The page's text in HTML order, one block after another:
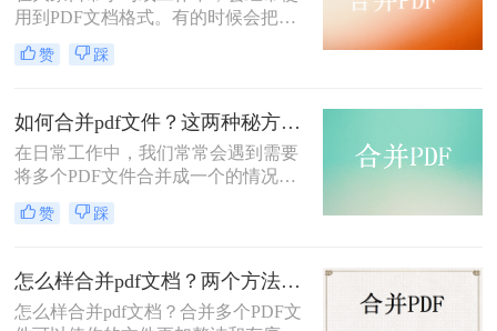
一下子就轻松了不少。那么大家知道
pdf文件怎么合并吗？不知道的话就跟
着我一起来看看吧。
用到PDF文档格式。有的时候会把好
几个PDF合并成一页，但是有的软件
会限制使用次数或对合并文件的数量
操作。那么我就总结一些免费且好用
的PDF合并工具，下面一起看看怎么
合并pdf文件吧。
赞 踩
如何合并pdf文件？这两种秘方分享给你！
在日常工作中，我们常常会遇到需要
将多个PDF文件合并成一个的情况。
有些人可能会选择手动复制粘贴，但
这样效率极低且容易出错。本文将介
小伙伴们来了解看看吧。
赞 踩
怎么样合并pdf文档？两个方法轻松合并PDF！
怎么样合并pdf文档？合并多个PDF文